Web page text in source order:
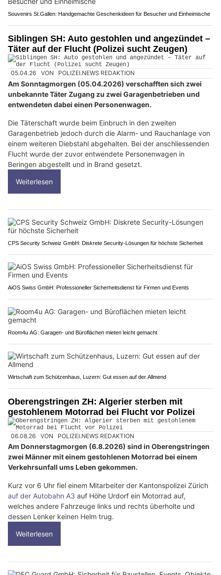
Souvenirs St.Gallen: Handgemachte Geschenkideen für Besucher und Einheimische
Siblingen SH: Auto gestohlen und angezündet –
Täter auf der Flucht (Polizei sucht Zeugen)
05.04.26 VON POLIZEI.NEWS REDAKTION
Am Sonntagmorgen (05.04.2026) verschafften sich zwei
unbekannte Täter Zugang zu zwei Garagenbetrieben und
entwendeten dabei einen Personenwagen.
Die Täterschaft wurde beim Einbruch in den zweiten
Garagenbetrieb jedoch durch die Alarm- und Rauchanlage von
einem weiteren Diebstahl abgehalten. Bei der anschliessenden
Flucht wurde der zuvor entwendete Personenwagen in
Beringen abgestellt und in Brand gesetzt.
Weiterlesen
CPS Security Schweiz GmbH: Diskrete Security-Lösungen für höchste Sicherheit
AiOS Swiss GmbH: Professioneller Sicherheitsdienst für Firmen und Events
Room4u AG: Garagen- und Büroflächen mieten leicht gemacht
Wirtschaft zum Schützenhaus, Luzern: Gut essen auf der Allmend
Oberengstringen ZH: Algerier sterben mit
gestohlenem Motorrad bei Flucht vor Polizei
06.08.26 VON POLIZEI.NEWS REDAKTION
Am Donnerstagmorgen (6.8.2026) sind in Oberengstringen
zwei Männer mit einem gestohlenen Motorrad bei einem
Verkehrsunfall ums Leben gekommen.
Kurz vor 6 Uhr fiel einem Mitarbeiter der Kantonspolizei Zürich
auf der Autobahn A3 auf Höhe Urdorf ein Motorrad auf,
welches andere Fahrzeuge links und rechts überholte und
dessen Lenker keinen Helm trug.
Weiterlesen